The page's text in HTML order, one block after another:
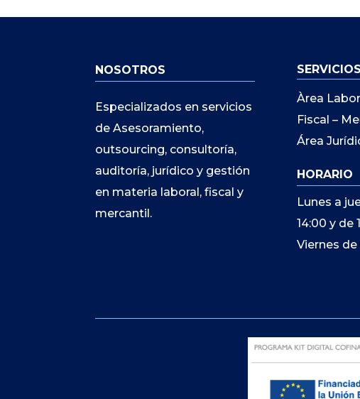
NOSOTROS
Especializados en servicios
de Asesoramiento,
outsourcing, consultoría,
auditoría, jurídico y gestión
en materia laboral, fiscal y
mercantil.
Àrea
Fiscal –
Área
HORARIO
Lunes a
14:00 y de
Viernes de